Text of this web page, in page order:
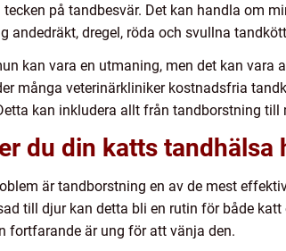
på tandbesvär. Det kan handla om
andedräkt, dregel, röda och svullna
kan vara en utmaning, men det kan
många veterinärkliniker kostnadsfria
kan inkludera allt från tandborstning till
du din katts tandhälsa
är tandborstning en av de mest
till djur kan detta bli en rutin för både
fortfarande är ung för att vänja den.